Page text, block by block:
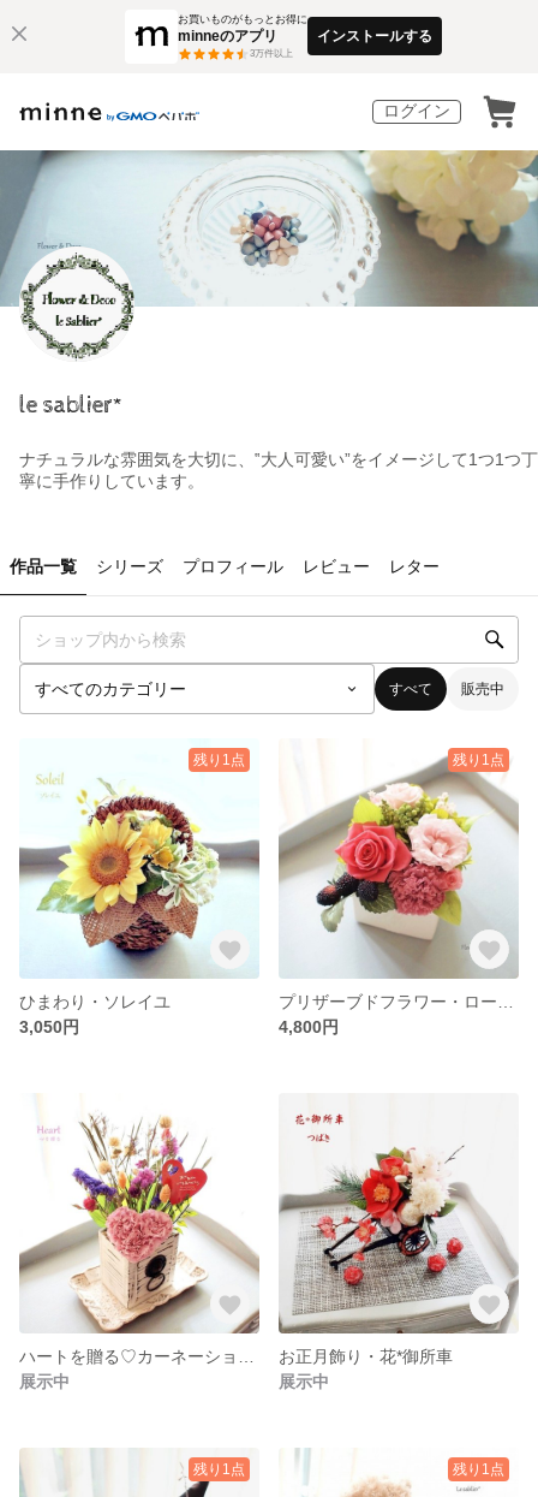
お買いものがもっとお得に
minneのアプリ
3万件以上
インストールする
ログイン
le sablier*
ナチュラルな雰囲気を大切に、‟大人可愛い”をイメージして1つ1つ丁
寧に手作りしています。
作品一覧 シリーズ プロフィール レビュー レター
すべて 販売中
残り1点
ひまわり・ソレイユ
3,050円
残り1点
4,800円
展示中
お正月飾り・花*御所車
展示中
残り1点 残り1点